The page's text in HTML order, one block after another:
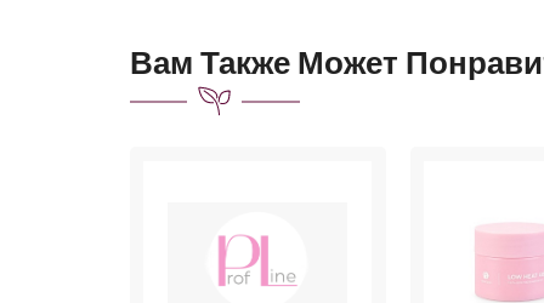
Вам Также Может